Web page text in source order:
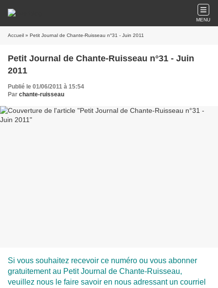
MENU
Accueil » Petit Journal de Chante-Ruisseau n°31 - Juin 2011
Petit Journal de Chante-Ruisseau n°31 - Juin
2011
Publié le 01/06/2011 à 15:54
Par chante-ruisseau
Si vous souhaitez recevoir ce numéro ou vous abonner
gratuitement au Petit Journal de Chante-Ruisseau,
veuillez nous le faire savoir en nous adressant un courriel